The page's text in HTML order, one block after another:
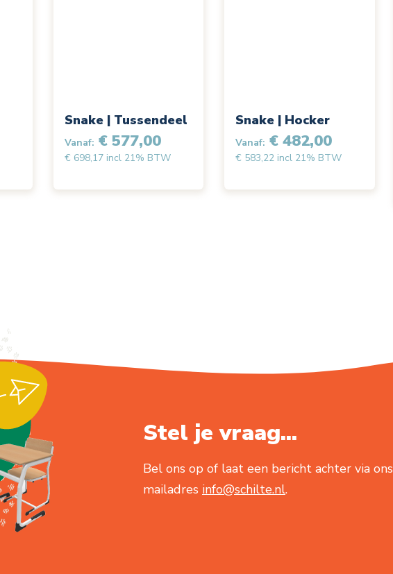
Snake | Tussendeel
Vanaf: € 577,00
€ 698,17 incl 21% BTW
Snake | Hocker
Vanaf: € 482,00
€ 583,22 incl 21% BTW
Stel je vraag...
Bel ons op of laat een bericht achter via ons
mailadres info@schilte.nl.